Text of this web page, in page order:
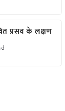
प्रसव के लक्षण